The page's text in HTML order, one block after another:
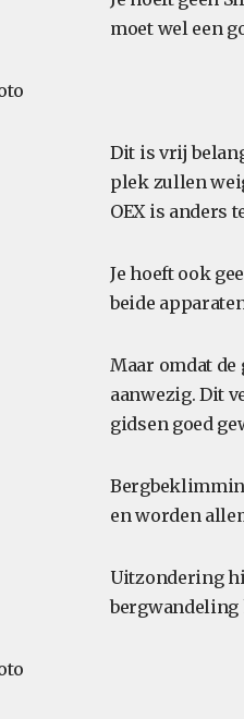
moet wel een
Dit is vrij
plek zullen
OEX is anders
Je hoeft ook
beide
Maar omdat
aanwezig. Dit
gidsen goed
en worden
Uitzondering
bergwandeling